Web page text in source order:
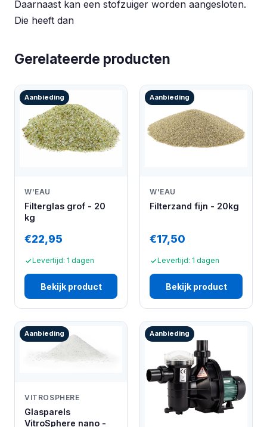
Daarnaast kan een stofzuiger worden aangesloten.
Die heeft dan
Gerelateerde producten
Aanbieding
W'EAU
Filterglas grof - 20
kg
€22,95
Levertijd: 1 dagen
Bekijk product
Aanbieding
W'EAU
Filterzand fijn - 20kg
€17,50
Levertijd: 1 dagen
Bekijk product
Aanbieding
VITROSPHERE
Glasparels
VitroSphere nano -
Aanbieding